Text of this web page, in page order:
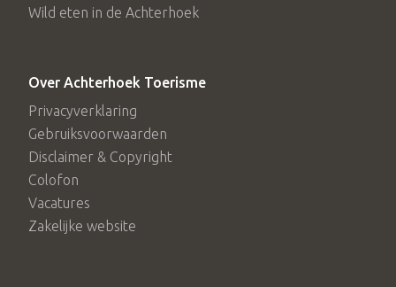
Wild eten in de Achterhoek
Over Achterhoek Toerisme
Privacyverklaring
Gebruiksvoorwaarden
Disclaimer & Copyright
Colofon
Vacatures
Zakelijke website